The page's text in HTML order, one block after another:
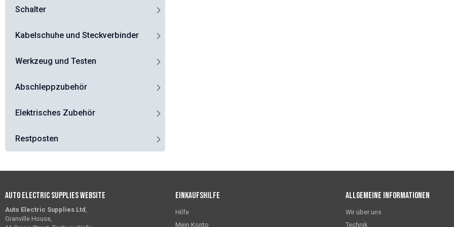
Schalter
Kabelschuhe und Steckverbinder
Werkzeug und Testen
Abschleppzubehör
Elektrisches Zubehör
Restposten
Auto Electric Supplies Website
Auto Electric Supplies Ltd ,
Granville House,
Einkaufshilfe
Hilfe
Mein Konto
Allgemeine Informationen
Wir über uns
Technik